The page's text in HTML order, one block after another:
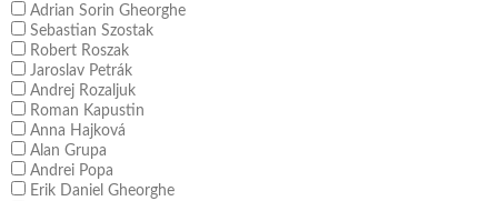
Adrian Sorin Gheorghe
Sebastian Szostak
Robert Roszak
Jaroslav Petrák
Andrej Rozaljuk
Roman Kapustin
Anna Hajková
Alan Grupa
Andrei Popa
Erik Daniel Gheorghe